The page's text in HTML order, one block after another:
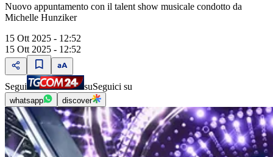
Nuovo appuntamento con il talent show musicale condotto da
Michelle Hunziker
15 Ott 2025 - 12:52
15 Ott 2025 - 12:52
Segui suSeguici su
whatsapp discover